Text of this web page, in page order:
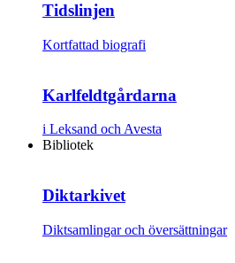
Tidslinjen
Kortfattad biografi
Karlfeldtgårdarna
i Leksand och Avesta
Bibliotek
Diktarkivet
Diktsamlingar och översättningar